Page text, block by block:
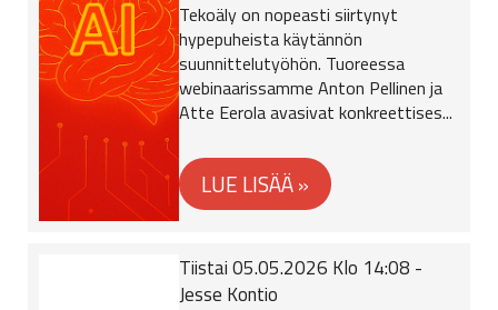
Tekoäly on nopeasti siirtynyt
hypepuheista käytännön
suunnittelutyöhön. Tuoreessa
webinaarissamme Anton Pellinen ja
Atte Eerola avasivat konkreettises...
Tiistai 05.05.2026 Klo 14:08 -
Jesse Kontio